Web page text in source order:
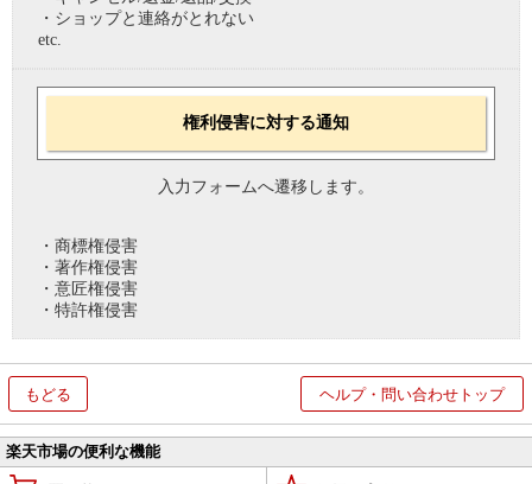
・ショップと連絡がとれない
etc.
権利侵害に対する通知
入力フォームへ遷移します。
・商標権侵害
・著作権侵害
・意匠権侵害
・特許権侵害
もどる ヘルプ・問い合わせトップ
楽天市場の便利な機能